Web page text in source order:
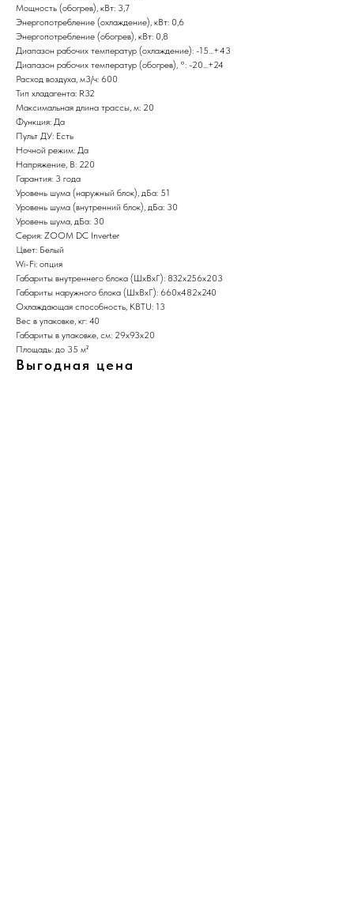
Мощность (обогрев), кВт: 3,7
Энергопотребление (охлаждение), кВт: 0,6
Энергопотребление (обогрев), кВт: 0,8
Диапазон рабочих температур (охлаждение): -15...+43
Диапазон рабочих температур (обогрев), °: -20...+24
Расход воздуха, м3/ч: 600
Тип хладагента: R32
Максимальная длина трассы, м: 20
Функция: Да
Пульт ДУ: Есть
Ночной режим: Да
Напряжение, В: 220
Гарантия: 3 года
Уровень шума (наружный блок), дБа: 51
Уровень шума (внутренний блок), дБа: 30
Уровень шума, дБа: 30
Серия: ZOOM DC Inverter
Цвет: Белый
Wi-Fi: опция
Габариты внутреннего блока (ШхВхГ): 832х256х203
Габариты наружного блока (ШхВхГ): 660х482х240
Охлаждающая способность, KBTU: 13
Вес в упаковке, кг: 40
Габариты в упаковке, см: 29х93х20
Площадь: до 35 м²
Выгодная цена